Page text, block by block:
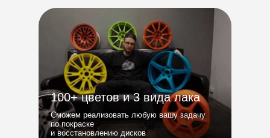
100+ цветов и 3 вида лака
Сможем реализовать любую вашу задачу
по покраске
и восстановлению дисков